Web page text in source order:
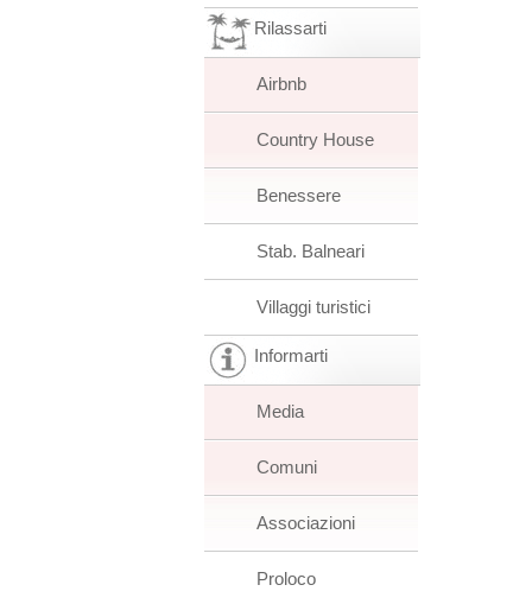
Rilassarti
Airbnb
Country House
Benessere
Stab. Balneari
Villaggi turistici
Informarti
Media
Comuni
Associazioni
Proloco